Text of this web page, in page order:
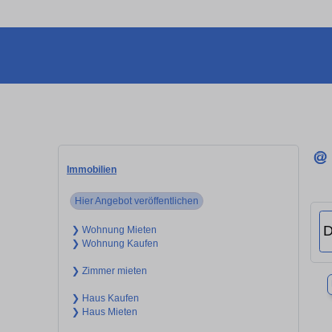
Immobilien
Hier Angebot veröffentlichen
❯ Wohnung Mieten
❯ Wohnung Kaufen
❯ Zimmer mieten
❯ Haus Kaufen
❯ Haus Mieten